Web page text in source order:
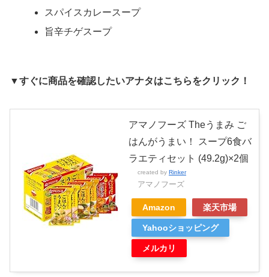
スパイスカレースープ
旨辛チゲスープ
▼すぐに商品を確認したいアナタはこちらをクリック！
アマノフーズ Theうまみ ご
はんがうまい！ スープ6食バ
ラエティセット (49.2g)×2個
created by Rinker
アマノフーズ
Amazon 楽天市場
Yahooショッピング
メルカリ